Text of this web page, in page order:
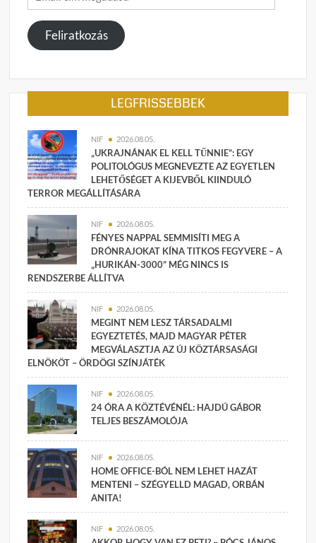
cím
megadása
Feliratkozás
LEGFRISSEBBEK
NIF 2026.08.05.
„UKRAJNÁNAK EL KELL TŰNNIE”: EGY
POLITOLÓGUS MEGNEVEZTE AZ EGYETLEN
LEHETŐSÉGET A KIJEVBŐL KIINDULÓ
TERROR MEGÁLLÍTÁSÁRA
NIF 2026.08.05.
FÉNYES NAPPAL SEMMISÍTI MEG A
DRÓNRAJOKAT KÍNA TITKOS FEGYVERE – A
„HURIKÁN-3000” MÉG NINCS IS
RENDSZERBE ÁLLÍTVA
NIF 2026.08.05.
MEGINT NEM LESZ TÁRSADALMI
EGYEZTETÉS, MAJD MAGYAR PÉTER
MEGVÁLASZTJA AZ ÚJ KÖZTÁRSASÁGI
ELNÖKÖT – ÖRDÖGI SZÍNJÁTÉK
NIF 2026.08.05.
24 ÓRA A KÖZTÉVÉNÉL: HAJDÚ GÁBOR
TELJES BESZÁMOLÓJA
NIF 2026.08.05.
HOME OFFICE-BÓL NEM LEHET HAZÁT
MENTENI – SZÉGYELLD MAGAD, ORBÁN
ANITA!
NIF 2026.08.05.